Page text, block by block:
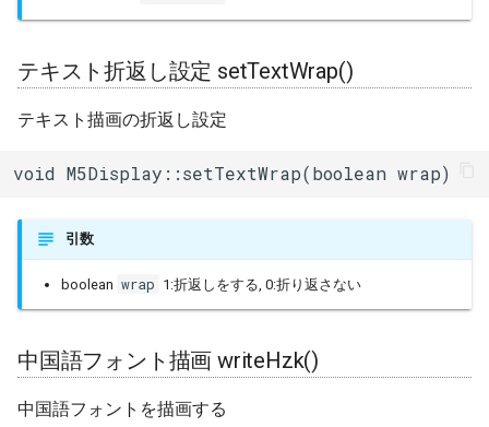
drawCircleHelper()
塗りつぶし円描画
塗りつぶし円一部描画
fillCircleHelper()
fillEllipse()
TransportTraits
UpdateClass
VFSImpl
WebServer
テキスト折返し設定 setTextWrap()
テキスト描画の折返し設定
void M5Display::setTextWrap(boolean wrap)
引数
boolean wrap 1:折返しをする, 0:折り返さない
中国語フォント描画 writeHzk()
中国語フォントを描画する